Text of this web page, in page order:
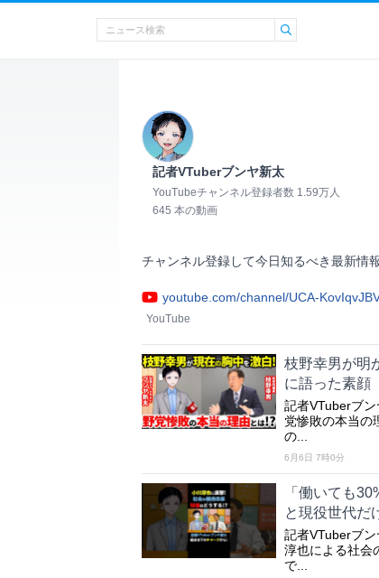
記者VTuberブンヤ新太
YouTubeチャンネル登録者数 1.59万人
645 本の動画
チャンネル登録して今日知るべき最
youtube.com/channel/UCA-
YouTube
枝野幸男が明
に語った素顔
記者VTuberブ
党惨敗の本当の
の...
6月6日 7時0分
「働いても
と現役世代だ
記者VTuberブ
淳也による社会
で...